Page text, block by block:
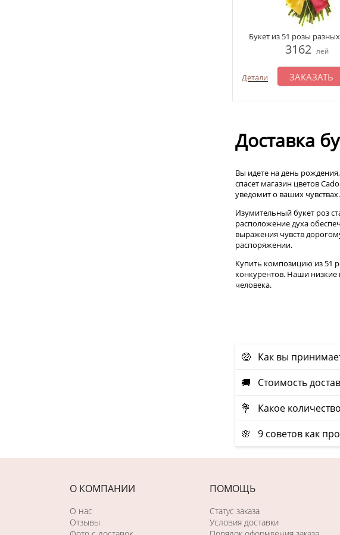
Букет из 51 розы
3162 лей
Детали ЗАКАЗАТЬ
Доставка
Вы идете на день
спасет магазин цветов
уведомит о ваших чувствах.
Изумительный букет роз
расположение духа
выражения чувств
распоряжении.
Купить композицию из 51
конкурентов. Наши
человека.
🤑 Как вы
🚚 Стоимость
💐 Какое
🌸 9 советов как
О КОМПАНИИ
О нас
Отзывы
ПОМОЩЬ
Статус заказа
Условия доставки